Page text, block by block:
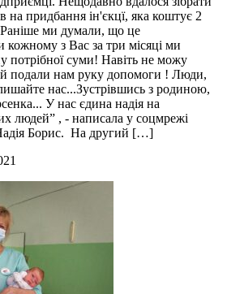
на придбання ін'єкцї, яка коштує 2
ми думали, що це
кожному з Вас за три місяці ми
потрібної суми! Навіть не можу
подали нам руку допомоги ! Люди,
нас...Зустрівшись з родиною,
У нас єдина надія на
людей” , - написала у соцмрежі
Борис. На другий […]